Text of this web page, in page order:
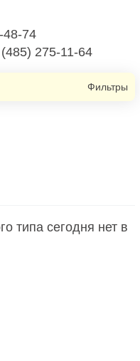
48-74
275-11-64
Фильтры
шкафа
типа сегодня нет в